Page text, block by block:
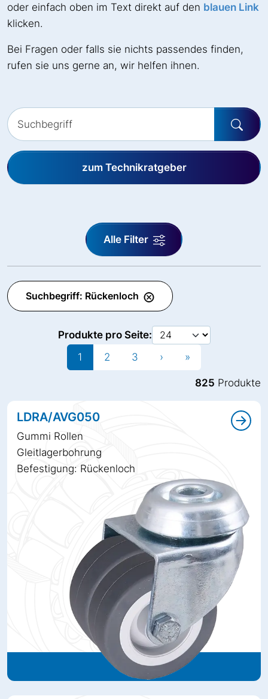
oder einfach oben im Text direkt auf den blauen Link
klicken.
Bei Fragen oder falls sie nichts passendes finden,
rufen sie uns gerne an, wir helfen ihnen.
zum Technikratgeber
Alle Filter
Suchbegriff: Rückenloch
Produkte pro Seite:
1
2 3 › »
825 Produkte
LDRA/AVG050
Gummi Rollen
Gleitlagerbohrung
Befestigung: Rückenloch